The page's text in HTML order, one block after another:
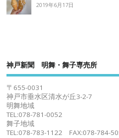
2019年6月17日
神戸新聞 明舞・舞子専売所
〒655-0031
神戸市垂水区清水が丘3-2-7
明舞地域
TEL:078-781-0052
舞子地域
TEL:078-783-1122 FAX:078-784-